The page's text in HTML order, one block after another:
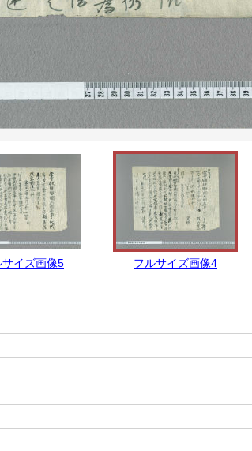
サイズ画像5 フルサイズ画像4